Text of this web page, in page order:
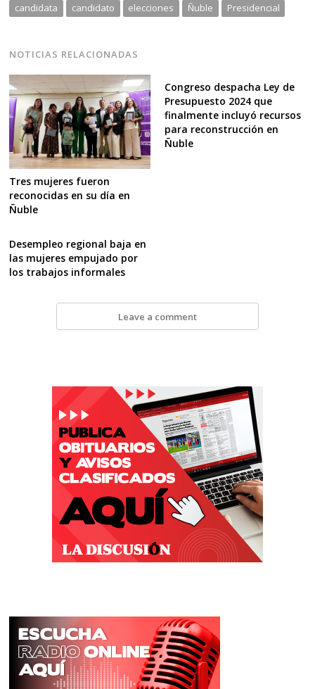
candidata candidato elecciones Ñuble Presidencial
NOTICIAS RELACIONADAS
Tres mujeres fueron
reconocidas en su día en
Ñuble
Congreso despacha Ley de
Presupuesto 2024 que
finalmente incluyó recursos
para reconstrucción en
Ñuble
Desempleo regional baja en
las mujeres empujado por
los trabajos informales
Leave a comment